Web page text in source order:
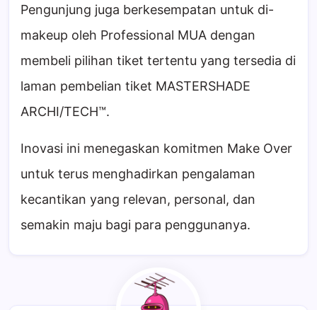
Pengunjung juga berkesempatan untuk di-
makeup oleh Professional MUA dengan
membeli pilihan tiket tertentu yang tersedia di
laman pembelian tiket MASTERSHADE
ARCHI/TECH™.
Inovasi ini menegaskan komitmen Make Over
untuk terus menghadirkan pengalaman
kecantikan yang relevan, personal, dan
semakin maju bagi para penggunanya.